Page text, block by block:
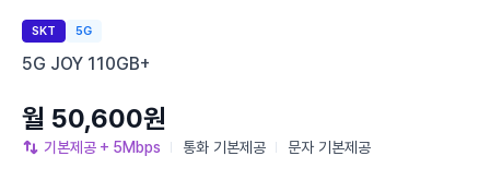
SKT 5G
5G JOY 110GB+
기본제공 + 5Mbps 통화 기본제공 문자 기본제공
월 50,600원